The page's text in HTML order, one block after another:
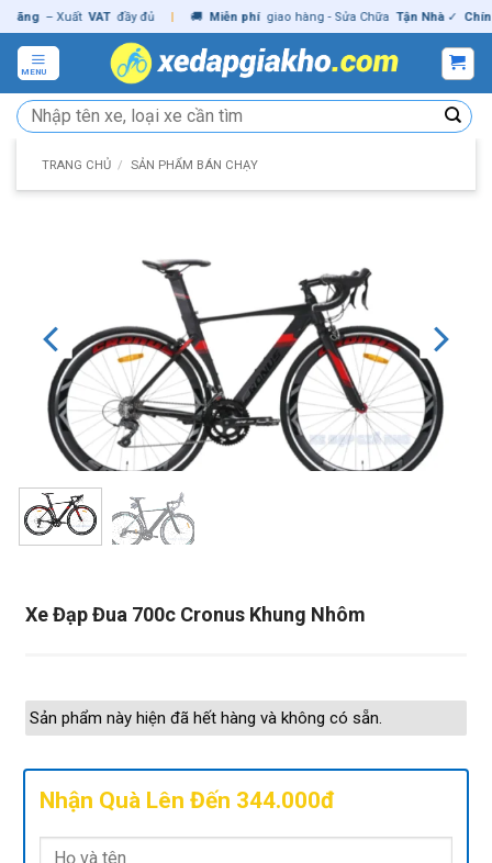
Skip
to
content
– Xuất VAT đầy đủ | 🚚 Miễn phí giao hàng - Sửa Chữa Tận Nhà ✓ Chính
MENU
Tìm
kiếm:
TRANG CHỦ / SẢN PHẨM BÁN CHẠY
Xe Đạp Đua 700c Cronus Khung Nhôm
Sản phẩm này hiện đã hết hàng và không có sẵn.
Nhận Quà Lên Đến 344.000đ